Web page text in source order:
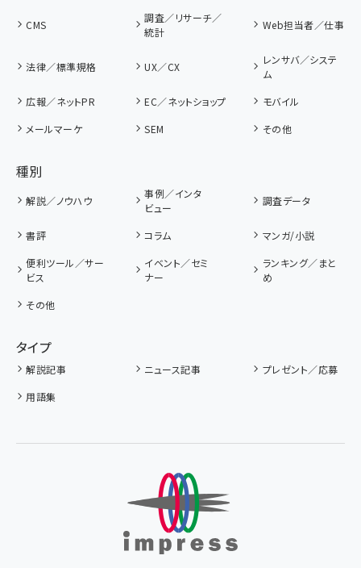
CMS
調査／リサーチ／
統計
Web担当者／仕事
法律／標準規格 UX／CX
レンサバ／システ
ム
広報／ネットPR
EC／ネットショップ
モバイル
メールマーケ
SEM その他
種別
解説／ノウハウ
事例／インタ
ビュー
調査データ
書評 コラム
マンガ/小説
便利ツール／サー
ビス
イベント／セミ
ナー
ランキング／まと
め
その他
タイプ
解説記事 ニュース記事
プレゼント／応募
用語集